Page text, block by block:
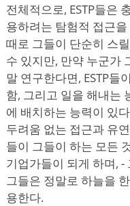
전체적으로, ESTP들은
용하려는 탐험적 접근
때로 그들이 단순히 스
수 있지만, 만약 누군가
말 연구한다면, ESTP들
함, 그리고 일을 해내는
에 배치하는 능력이 있
두려움 없는 접근과 유
들이 그들이 하는 모든
기업가들이 되게 하며,
그들은 정말로 하늘을
용한다.